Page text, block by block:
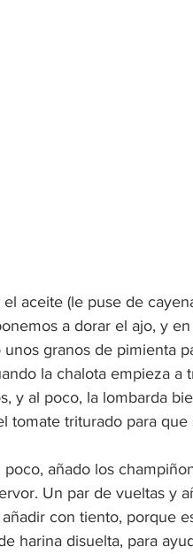
aceite (le puse de
a dorar el ajo, y
granos de pimienta
la chalota empieza a
y al poco, la lombarda
tomate triturado para
añado los
Un par de vueltas y
con tiento, porque
harina disuelta, para